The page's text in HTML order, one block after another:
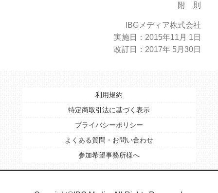
附 則
IBGメディア株式会社
実施日：2015年11月 1日
改訂日：2017年 5月30日
利用規約
特定商取引法に基づく表示
プライバシーポリシー
よくある質問・お問い合わせ
参加希望事務所様へ